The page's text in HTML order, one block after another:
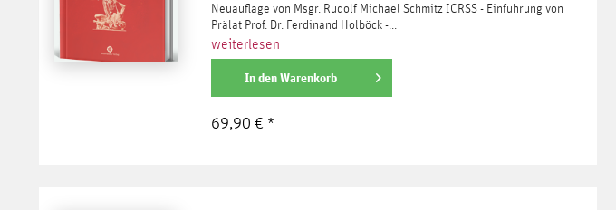
Neuauflage von Msgr. Rudolf Michael Schmitz ICRSS - Einführung von
Prälat Prof. Dr. Ferdinand Holböck -...
weiterlesen
In den Warenkorb
69,90 € *